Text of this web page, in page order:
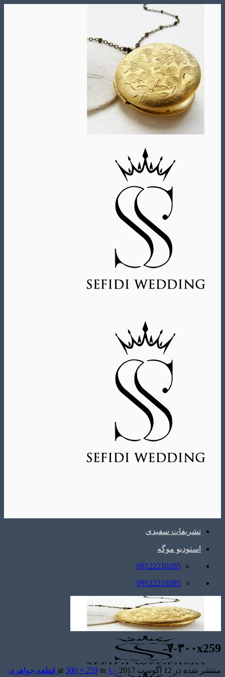
تشریفات سفیدی
استودیو موگه
09122210285
09122210285
۷-۳۰۰x259
منتشر شده در 12 آگوست 2017 300 × 259 in
۱۰ قطعه جواهری